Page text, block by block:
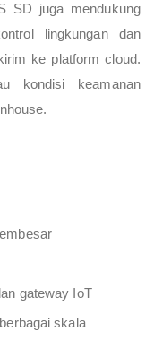
SD juga mendukung
lingkungan dan
ke platform cloud.
kondisi keamanan
gateway IoT
skala